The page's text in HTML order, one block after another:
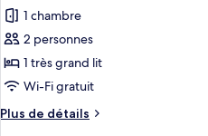
Luxe,
chambre
photos
pour
ce
type
chambre :
1 chambre
2 personnes
1 très grand lit
Wi-Fi gratuit
Plus de détails
Plus